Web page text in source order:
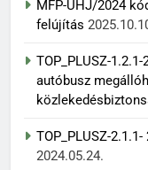
MFP-UHJ/2024
felújítás
TOP_PLUSZ-
autóbusz
TOP_PLUSZ-
2024.05.24.